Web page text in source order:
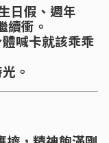
日假、週年
續衝。
喊卡就該乖乖
。